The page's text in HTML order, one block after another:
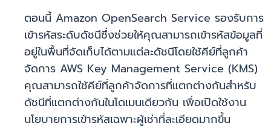
ตอนนี้ Amazon OpenSearch Service รองรับการ
เข้ารหัสระดับดัชนีซึ่งช่วยให้คุณสามารถเข้ารหัสข้อมูลที่
อยู่ในพื้นที่จัดเก็บได้ตามแต่ละดัชนีโดยใช้คีย์ที่ลูกค้า
จัดการ AWS Key Management Service (KMS)
คุณสามารถใช้คีย์ที่ลูกค้าจัดการที่แตกต่างกันสำหรับ
ดัชนีที่แตกต่างกันในโดเมนเดียวกัน เพื่อเปิดใช้งาน
นโยบายการเข้ารหัสเฉพาะผู้เช่าที่ละเอียดมากขึ้น